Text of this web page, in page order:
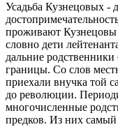
Усадьба Кузнецовых -
проживают Кузнецовы
словно дети
дальние
границы. Со слов
приехали внучка той
до революции.
многочисленные
предков. Из них